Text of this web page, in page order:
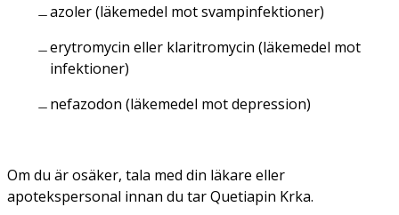
azoler (läkemedel mot svampinfektioner)
erytromycin eller klaritromycin (läkemedel mot
infektioner)
nefazodon (läkemedel mot depression)
Om du är osäker, tala med din läkare eller
apotekspersonal innan du tar Quetiapin Krka.